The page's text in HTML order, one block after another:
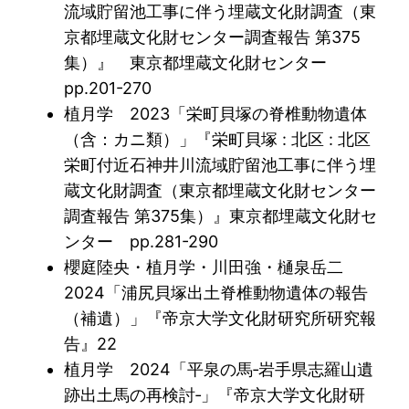
流域貯留池工事に伴う埋蔵文化財調査（東
京都埋蔵文化財センター調査報告 第375
集）』 東京都埋蔵文化財センター
pp.201-270
植月学 2023「栄町貝塚の脊椎動物遺体
（含：カニ類）」『栄町貝塚 : 北区 : 北区
栄町付近石神井川流域貯留池工事に伴う埋
蔵文化財調査（東京都埋蔵文化財センター
調査報告 第375集）』東京都埋蔵文化財セ
ンター pp.281-290
櫻庭陸央・植月学・川田強・樋泉岳二
2024「浦尻貝塚出土脊椎動物遺体の報告
（補遺）」『帝京大学文化財研究所研究報
告』22
植月学 2024「平泉の馬‐岩手県志羅山遺
跡出土馬の再検討‐」『帝京大学文化財研